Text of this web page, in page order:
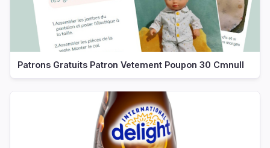
Patrons Gratuits Patron Vetement Poupon 30 Cmnull